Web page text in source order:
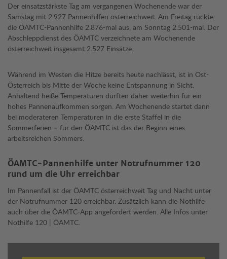
Der einsatzstärkste Tag am vergangenen Wochenende war der
Samstag mit 2.927 Pannenhilfen österreichweit. Am Freitag rückte
die ÖAMTC-Pannenhilfe 2.876-mal aus, am Sonntag 2.501-mal. Der
Abschleppdienst des ÖAMTC verzeichnete am Wochenende
österreichweit insgesamt 2.527 Einsätze.
Während im Westen die Hitze bereits heute nachlässt, ist in Ost-
Österreich bis Mitte der Woche keine Entspannung in Sicht.
Anhaltend heiße Temperaturen dürften daher weiterhin für ein
hohes Pannenaufkommen sorgen. Am Wochenende startet dann
bei moderateren Temperaturen in die erste Staffel in die
Sommerferien – für den ÖAMTC ist das der Beginn eines
arbeitsreichen Sommers.
ÖAMTC-Pannenhilfe unter Notrufnummer 120
rund um die Uhr erreichbar
Im Pannenfall ist der ÖAMTC österreichweit Tag und Nacht unter
der Notrufnummer 120 erreichbar. Zusätzlich kann die Nothilfe
auch über die ÖAMTC-App angefordert werden. Alle Infos unter
Nothilfe 120 | ÖAMTC.